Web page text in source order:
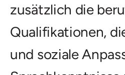
zusätzlich die
Qualifikationen,
und soziale